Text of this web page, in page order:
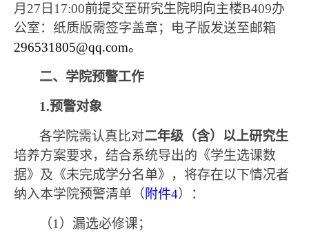
月 27 日 17:00前提交至研究生院明向主楼B409办
公室：纸质版需签字盖章；电子版发送至邮箱
296531805@qq.com。
二、学院预警工作
1.预警对象
各学院需认真比对二年级（含）以上研究生
培养方案要求，结合系统导出的《学生选课数
据》及《未完成学分名单》，将存在以下情况者
纳入本学院预警清单（ 附件4）：
（1 ）漏选必修课；